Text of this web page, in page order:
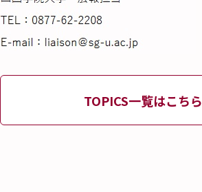
TOPICS一覧はこちら